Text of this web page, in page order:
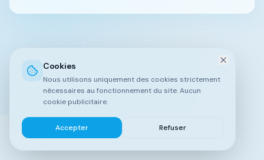
Cookies
Nous utilisons uniquement des cookies strictement
nécessaires au fonctionnement du site. Aucun
cookie publicitaire.
Accepter Refuser